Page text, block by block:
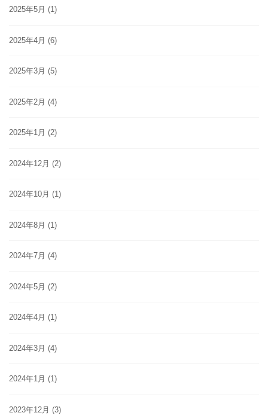
2025年5月 (1)
2025年4月 (6)
2025年3月 (5)
2025年2月 (4)
2025年1月 (2)
2024年12月 (2)
2024年10月 (1)
2024年8月 (1)
2024年7月 (4)
2024年5月 (2)
2024年4月 (1)
2024年3月 (4)
2024年1月 (1)
2023年12月 (3)